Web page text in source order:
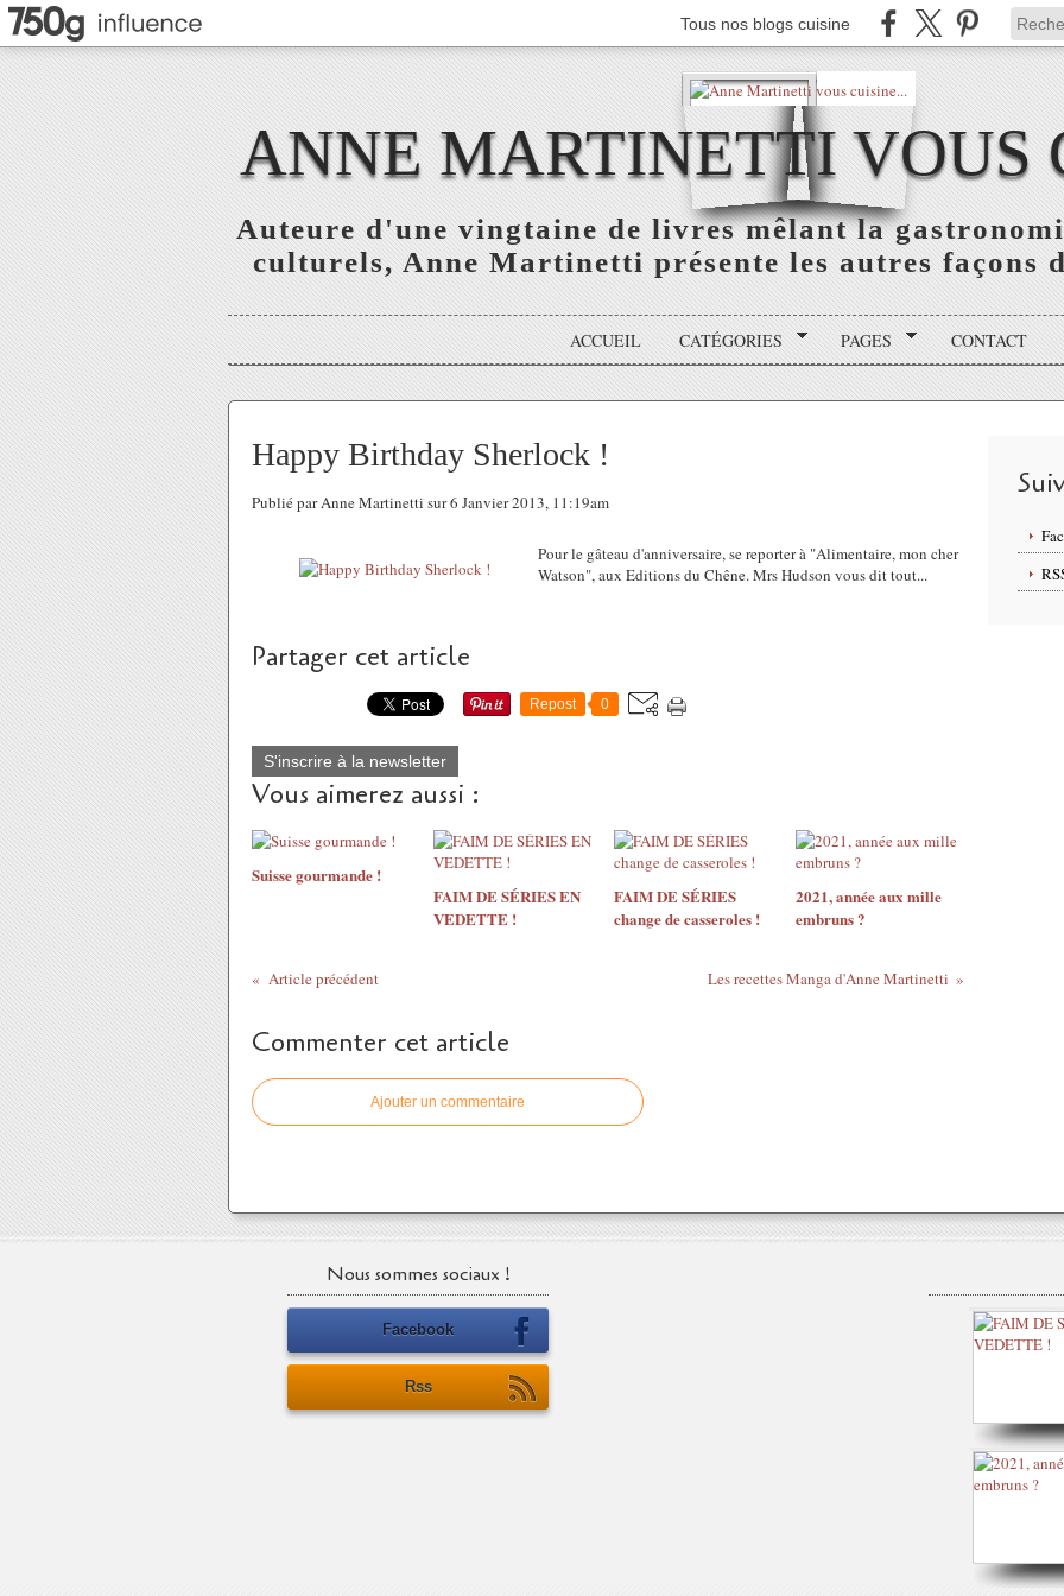
Tous nos blogs cuisine
ANNE MARTINETTI VOUS
Auteure d'une vingtaine de livres mêlant la
culturels, Anne Martinetti présente les autres façons
ACCUEIL CATÉGORIES PAGES CONTACT
Happy Birthday Sherlock !
Publié par Anne Martinetti sur 6 Janvier 2013, 11:19am
Pour le gâteau d'anniversaire, se reporter à "Alimentaire, mon cher
Watson", aux Editions du Chêne. Mrs Hudson vous dit tout...
Partager cet article
Repost 0
S'inscrire à la newsletter
Vous aimerez aussi :
Suisse gourmande !
FAIM DE SÉRIES EN
VEDETTE !
FAIM DE SÉRIES
change de casseroles !
2021, année aux mille
embruns ?
Article précédent Les recettes Manga d'Anne Martinetti
Commenter cet article
Ajouter un commentaire
Nous sommes sociaux !
Facebook
Rss